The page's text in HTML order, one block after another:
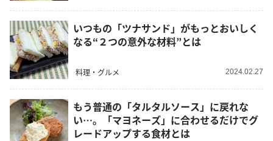
いつもの「ツナサンド」がもっとおいしく
なる“２つの意外な材料”とは
料理・グルメ 2024.02.27
もう普通の「タルタルソース」に戻れな
い…。「マヨネーズ」に合わせるだけでグ
レードアップする食材とは